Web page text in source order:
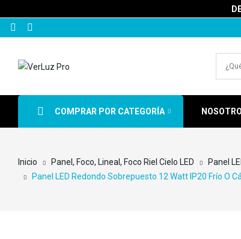
COMPRAR POR CATEGORÍA
Inicio Panel, Foco, Lineal, Foco Riel Cielo LED Panel
Panel LED Redondo Sobrepuesto 12 Watt IP20 Frío O